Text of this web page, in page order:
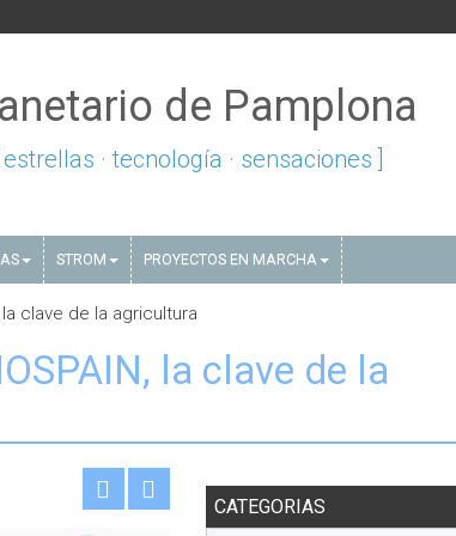
de Pamplona
[ estrellas · tecnología · sensaciones ]
STROM PROYECTOS EN MARCHA
la clave de la agricultura
la clave de la
CATEGORIAS